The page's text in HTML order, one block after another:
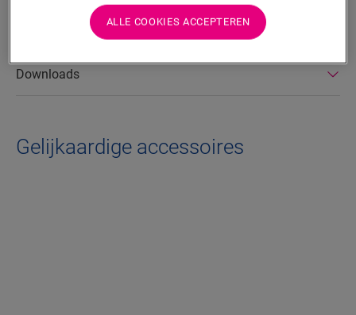
Downloads
Gelijkaardige accessoires
ALLE COOKIES ACCEPTEREN